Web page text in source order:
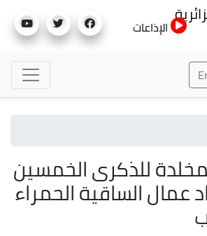
إلى
الإذاعات
للذكرى الخمسين
عمال الساقية الحمراء